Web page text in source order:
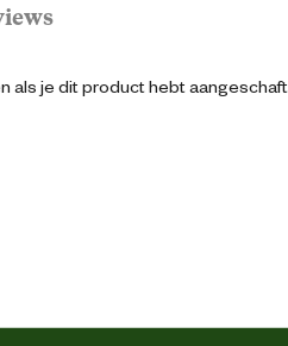
als je dit product hebt aangeschaft.